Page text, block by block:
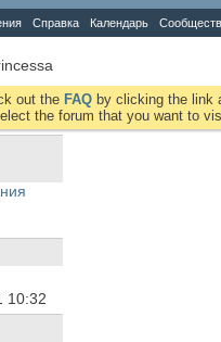
Справка Календарь
out the FAQ by clicking the link
the forum that you want to
10:32